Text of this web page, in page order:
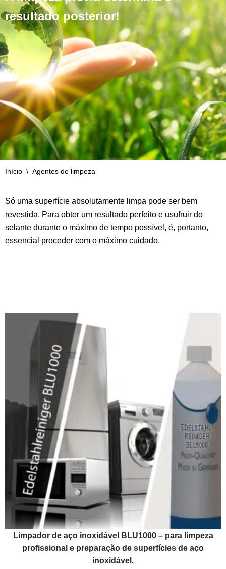
resultado posterior!
Início \ Agentes de limpeza
Só uma superfície absolutamente limpa pode ser bem
revestida. Para obter um resultado perfeito e usufruir do
selante durante o máximo de tempo possível, é, portanto,
essencial proceder com o máximo cuidado.
Limpador de aço inoxidável BLU1000 – para limpeza
profissional e preparação de superfícies de aço
inoxidável.